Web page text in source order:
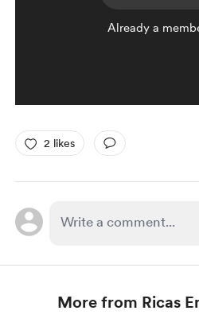
Already a
2 likes
More from Ricas